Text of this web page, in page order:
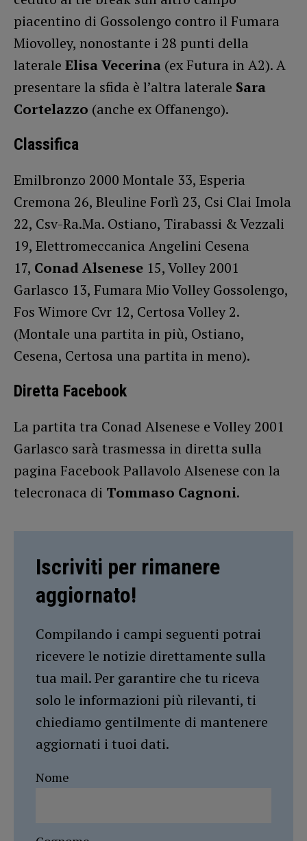
piacentino di Gossolengo contro il Fumara
Miovolley, nonostante i 28 punti della
laterale Elisa Vecerina (ex Futura in A2). A
presentare la sfida è l’altra laterale Sara
Cortelazzo (anche ex Offanengo).
Classifica
Emilbronzo 2000 Montale 33, Esperia
Cremona 26, Bleuline Forlì 23, Csi Clai Imola
22, Csv-Ra.Ma. Ostiano, Tirabassi & Vezzali
19, Elettromeccanica Angelini Cesena
17, Conad Alsenese 15, Volley 2001
Garlasco 13, Fumara Mio Volley Gossolengo,
Fos Wimore Cvr 12, Certosa Volley 2.
(Montale una partita in più, Ostiano,
Cesena, Certosa una partita in meno).
Diretta Facebook
La partita tra Conad Alsenese e Volley 2001
Garlasco sarà trasmessa in diretta sulla
pagina Facebook Pallavolo Alsenese con la
telecronaca di Tommaso Cagnoni.
Iscriviti per rimanere
aggiornato!
Compilando i campi seguenti potrai
ricevere le notizie direttamente sulla
tua mail. Per garantire che tu riceva
solo le informazioni più rilevanti, ti
chiediamo gentilmente di mantenere
aggiornati i tuoi dati.
Nome